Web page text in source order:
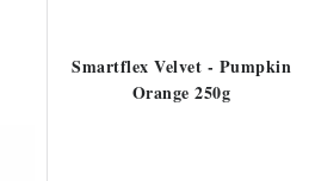
Smartflex Velvet - Pumpkin
Orange 250g